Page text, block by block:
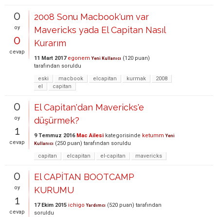
0
oy
0
cevap
2008 Sonu Macbook'um var
Mavericks yada El Capitan Nasıl
Kurarım
11 Mart 2017 egonem Yeni Kullanıcı (120 puan)
tarafından soruldu
eski
macbook elcapitan kurmak
2008
el
capitan
0
oy
1
cevap
El Capitan'dan Mavericks'e
düşürmek?
9 Temmuz 2016 Mac Ailesi kategorisinde ketumm Yeni
Kullanıcı (250 puan) tarafından soruldu
capitan
elcapitan el-capitan mavericks
0
oy
1
cevap
El CAPİTAN BOOTCAMP
KURUMU
17 Ekim 2015 ichigo Yardımcı (520 puan) tarafından
soruldu